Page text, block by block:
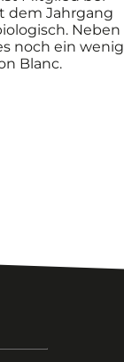
dem Jahrgang
Neben
noch ein wenig
Blanc.